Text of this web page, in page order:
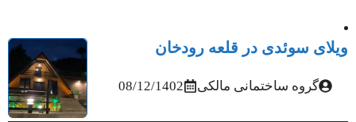
ویلای سوئدی در قلعه رودخان
08/12/1402 گروه ساختمانی مالکی